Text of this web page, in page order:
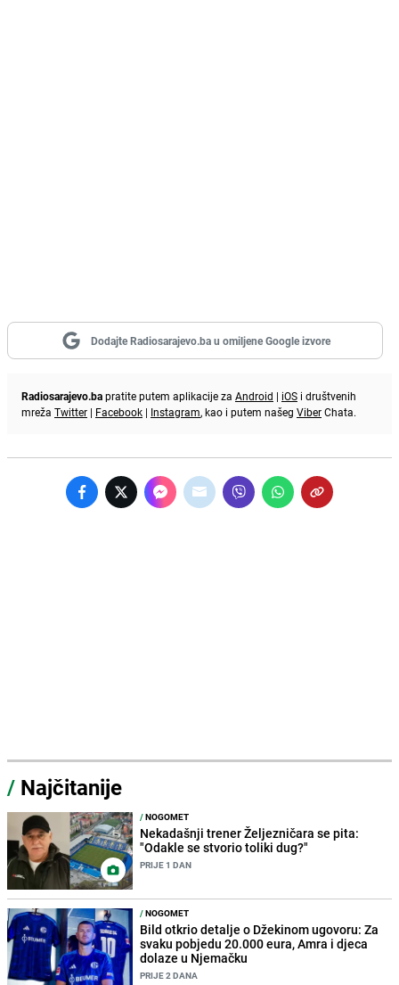
Dodajte Radiosarajevo.ba u omiljene Google izvore
Radiosarajevo.bapratite putem aplikacije za Android | iOS i društvenih
mreža Twitter | Facebook | Instagram, kao i putem našeg ViberChata.
/ Najčitanije
/NOGOMET
Nekadašnji trener Željezničara se pita:
"Odakle se stvorio toliki dug?"
PRIJE 1 DAN
/NOGOMET
Bild otkrio detalje o Džekinom ugovoru: Za
svaku pobjedu 20.000 eura, Amra i djeca
dolaze u Njemačku
PRIJE 2 DANA